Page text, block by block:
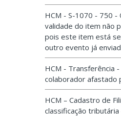
HCM - S-1070 - 750 -
validade do item não
pois este item está
outro evento já
HCM - Transferência
colaborador afastado
HCM – Cadastro de
classificação